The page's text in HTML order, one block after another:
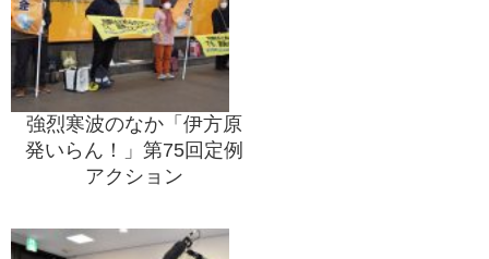
強烈寒波のなか「伊方原
発いらん！」第75回定例
アクション